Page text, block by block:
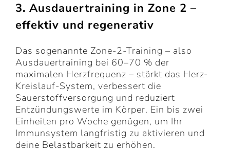
3. Ausdauertraining in Zone 2 –
effektiv und regenerativ
Das sogenannte Zone-2-Training – also
Ausdauertraining bei 60–70 % der
maximalen Herzfrequenz – stärkt das Herz-
Kreislauf-System, verbessert die
Sauerstoffversorgung und reduziert
Entzündungswerte im Körper. Ein bis zwei
Einheiten pro Woche genügen, um Ihr
Immunsystem langfristig zu aktivieren und
deine Belastbarkeit zu erhöhen.